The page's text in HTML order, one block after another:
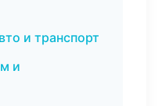
и транспорт
и